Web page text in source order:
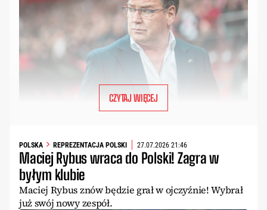
CZYTAJ WIĘCEJ
POLSKA REPREZENTACJA POLSKI 27.07.2026 21:46
Maciej Rybus wraca do Polski! Zagra w
byłym klubie
Maciej Rybus znów będzie grał w ojczyźnie! Wybrał
już swój nowy zespół.